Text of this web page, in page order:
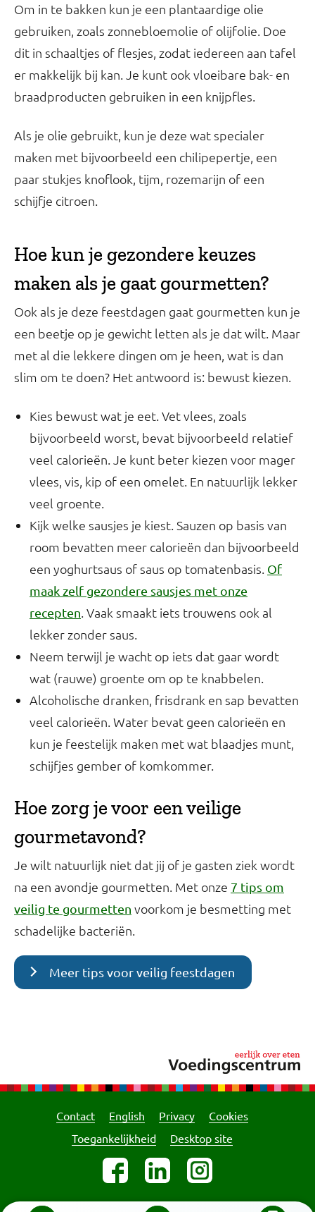
Om in te bakken kun je een plantaardige olie
gebruiken, zoals zonnebloemolie of olijfolie. Doe
dit in schaaltjes of flesjes, zodat iedereen aan tafel
er makkelijk bij kan. Je kunt ook vloeibare bak- en
braadproducten gebruiken in een knijpfles.
Als je olie gebruikt, kun je deze wat specialer
maken met bijvoorbeeld een chilipepertje, een
paar stukjes knoflook, tijm, rozemarijn of een
schijfje citroen.
Hoe kun je gezondere keuzes
maken als je gaat gourmetten?
Ook als je deze feestdagen gaat gourmetten kun je
een beetje op je gewicht letten als je dat wilt. Maar
met al die lekkere dingen om je heen, wat is dan
slim om te doen? Het antwoord is: bewust kiezen.
Kies bewust wat je eet. Vet vlees, zoals
bijvoorbeeld worst, bevat bijvoorbeeld relatief
veel calorieën. Je kunt beter kiezen voor mager
vlees, vis, kip of een omelet. En natuurlijk lekker
veel groente.
Kijk welke sausjes je kiest. Sauzen op basis van
room bevatten meer calorieën dan bijvoorbeeld
een yoghurtsaus of saus op tomatenbasis. Of
maak zelf gezondere sausjes met onze
recepten. Vaak smaakt iets trouwens ook al
lekker zonder saus.
Neem terwijl je wacht op iets dat gaar wordt
wat (rauwe) groente om op te knabbelen.
Alcoholische dranken, frisdrank en sap bevatten
veel calorieën. Water bevat geen calorieën en
kun je feestelijk maken met wat blaadjes munt,
schijfjes gember of komkommer.
Hoe zorg je voor een veilige
gourmetavond?
Je wilt natuurlijk niet dat jij of je gasten ziek wordt
na een avondje gourmetten. Met onze 7 tips om
veilig te gourmetten voorkom je besmetting met
schadelijke bacteriën.
Meer tips voor veilig feestdagen
Contact English Privacy
Cookies
Toegankelijkheid
Desktop site